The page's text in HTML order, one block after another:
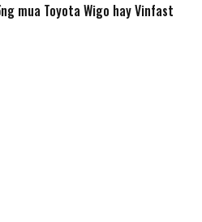
mua Toyota Wigo hay Vinfast